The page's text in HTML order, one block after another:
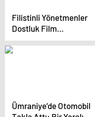
Filistinli Yönetmenler
Dostluk Film
Festivali’nde Buluşuyor
Ümraniye’de Otomobil